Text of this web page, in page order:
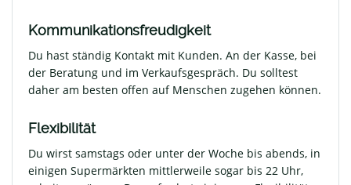
Kommunikationsfreudigkeit
Du hast ständig Kontakt mit Kunden. An der Kasse, bei
der Beratung und im Verkaufsgespräch. Du solltest
daher am besten offen auf Menschen zugehen können.
Flexibilität
Du wirst samstags oder unter der Woche bis abends, in
einigen Supermärkten mittlerweile sogar bis 22 Uhr,